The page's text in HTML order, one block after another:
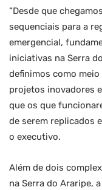
“Desde que
sequenciais para a
emergencial,
iniciativas na Serra
definimos como
projetos inovadores
que os que
de serem replicados
o executivo.
Além de dois
na Serra do Araripe,